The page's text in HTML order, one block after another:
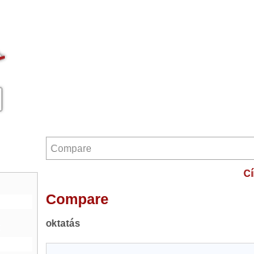
Compare
oktatás